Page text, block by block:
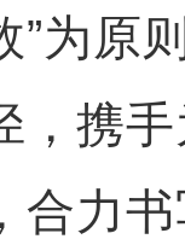
”为原
，携
合力